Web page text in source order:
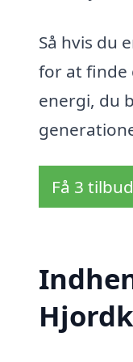
Så hvis du
for at finde
energi, du
Få 3